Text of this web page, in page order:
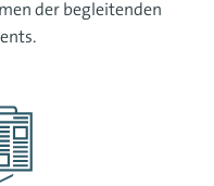
der begleitenden